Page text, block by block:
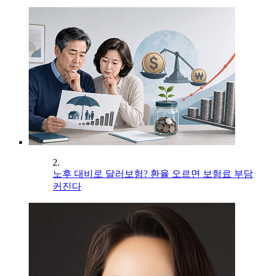
2.
노후 대비로 달러보험? 환율 오르면 보험료 부담
커진다